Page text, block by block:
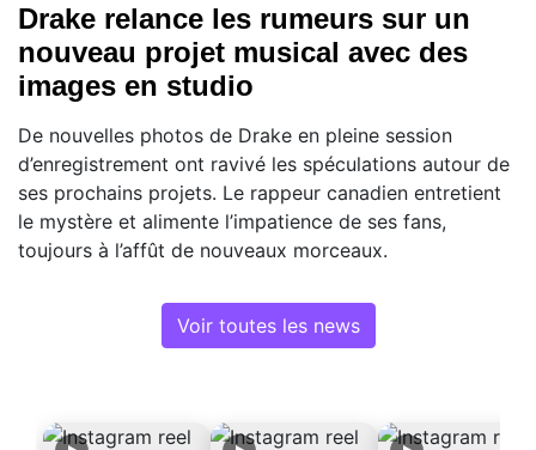
Drake relance les rumeurs sur un
nouveau projet musical avec des
images en studio
De nouvelles photos de Drake en pleine session
d’enregistrement ont ravivé les spéculations autour de
ses prochains projets. Le rappeur canadien entretient
le mystère et alimente l’impatience de ses fans,
toujours à l’affût de nouveaux morceaux.
Voir toutes les news